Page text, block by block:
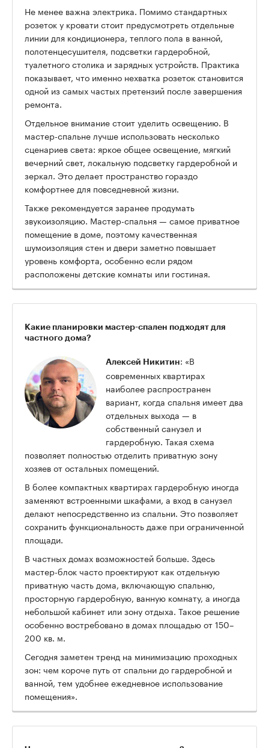
Не менее важна электрика. Помимо стандартных
розеток у кровати стоит предусмотреть отдельные
линии для кондиционера, теплого пола в ванной,
полотенцесушителя, подсветки гардеробной,
туалетного столика и зарядных устройств. Практика
показывает, что именно нехватка розеток становится
одной из самых частых претензий после завершения
ремонта.
Отдельное внимание стоит уделить освещению. В
мастер-спальне лучше использовать несколько
сценариев света: яркое общее освещение, мягкий
вечерний свет, локальную подсветку гардеробной и
зеркал. Это делает пространство гораздо
комфортнее для повседневной жизни.
Также рекомендуется заранее продумать
звукоизоляцию. Мастер-спальня — самое приватное
помещение в доме, поэтому качественная
шумоизоляция стен и двери заметно повышает
уровень комфорта, особенно если рядом
расположены детские комнаты или гостиная.
Какие планировки мастер-спален подходят для
частного дома?
Алексей Никитин: «В
современных квартирах
наиболее распространен
вариант, когда спальня имеет два
отдельных выхода — в
собственный санузел и
гардеробную. Такая схема
позволяет полностью отделить приватную зону
хозяев от остальных помещений.
В более компактных квартирах гардеробную иногда
заменяют встроенными шкафами, а вход в санузел
делают непосредственно из спальни. Это позволяет
сохранить функциональность даже при ограниченной
площади.
В частных домах возможностей больше. Здесь
мастер-блок часто проектируют как отдельную
приватную часть дома, включающую спальню,
просторную гардеробную, ванную комнату, а иногда
небольшой кабинет или зону отдыха. Такое решение
особенно востребовано в домах площадью от 150–
200 кв. м.
Сегодня заметен тренд на минимизацию проходных
зон: чем короче путь от спальни до гардеробной и
ванной, тем удобнее ежедневное использование
помещения».